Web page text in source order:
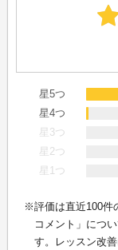
星5つ
星4つ
星3つ
星2つ
星1つ
評価は直近100件
コメント」につ
す。レッスン改